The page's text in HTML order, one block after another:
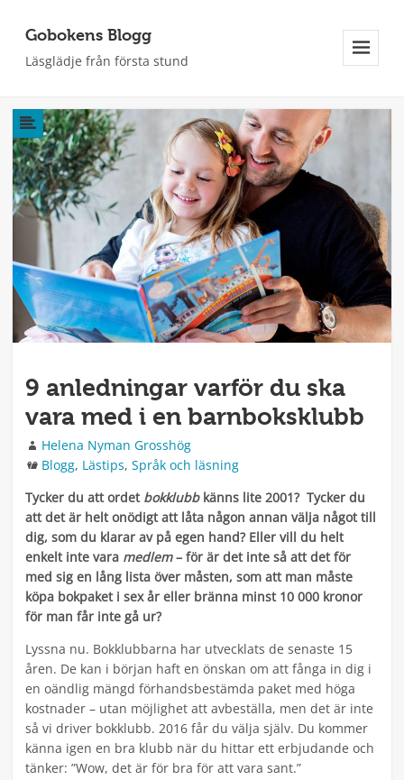
Gobokens Blogg
Läsglädje från första stund
Widgets
9 anledningar varför du ska
vara med i en barnboksklubb
Författare
Helena Nyman Grosshög
Kategorier
Blogg, Lästips, Språk och läsning
Tycker du att ordet bokklubbkänns lite 2001? Tycker du
att det är helt onödigt att låta någon annan välja något till
dig, som du klarar av på egen hand? Eller vill du helt
enkelt inte vara medlem– för är det inte så att det för
med sig en lång lista över måsten, som att man måste
köpa bokpaket i sex år eller bränna minst 10 000 kronor
för man får inte gå ur?
Lyssna nu. Bokklubbarna har utvecklats de senaste 15
åren. De kan i början haft en önskan om att fånga in dig i
en oändlig mängd förhandsbestämda paket med höga
kostnader – utan möjlighet att avbeställa, men det är inte
så vi driver bokklubb. 2016 får du välja själv. Du kommer
känna igen en bra klubb när du hittar ett erbjudande och
tänker: ”Wow, det är för bra för att vara sant.”